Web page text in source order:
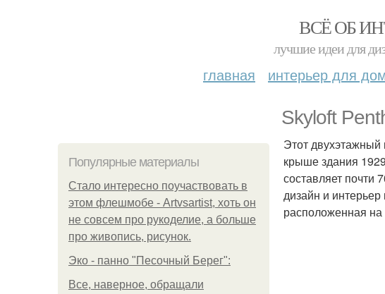
ВСЁ ОБ
лучшие идеи для
главная интерьер для
Skyloft
Популярные материалы
Стало интересно поучаствовать в
этом флешмобе - Artvsartist, хоть он
не совсем про рукоделие, а больше
про живопись, рисунок.
Эко - панно "Песочный Берег":
Все, наверное, обращали
Этот
крыше здания
составляет почти
дизайн и
расположенная